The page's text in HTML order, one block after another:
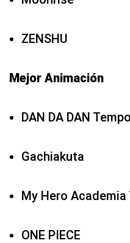
ZENSHU
Mejor Animación
DAN DA DAN
Gachiakuta
My Hero
ONE PIECE